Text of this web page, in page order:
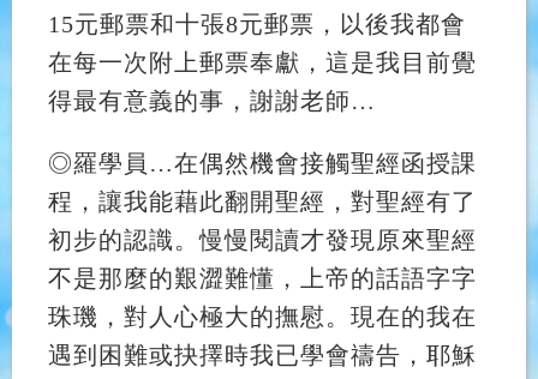
15元郵票和十張8元郵票，以後我都會
在每一次附上郵票奉獻，這是我目前覺
得最有意義的事，謝謝老師…
◎羅學員 …在偶然機會接觸聖經函授課
程，讓我能藉此翻開聖經，對聖經有了
初步的認識。慢慢閱讀才發現原來聖經
不是那麼的艱澀難懂，上帝的話語字字
珠璣，對人心極大的撫慰。現在的我在
遇到困難或抉擇時我已學會禱告，耶穌